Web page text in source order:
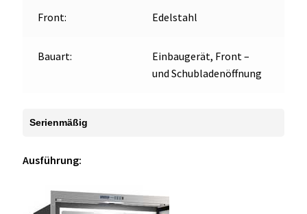
Front: Edelstahl
Bauart:
Einbaugerät, Front –
und Schubladenöffnung
Serienmäßig
Ausführung: